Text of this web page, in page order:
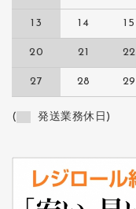
13 14 15
20 21 22
27 28 29
( 発送業務休日)